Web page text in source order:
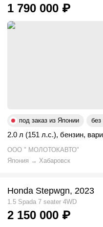
1 790 000 ₽
под заказ из Японии
2.0 л (151 л.с.), бензин,
ООО " МОЛОТОКАВТО"
Япония → Хабаровск
Honda Stepwgn, 2023
1.5 Spada 7 seater 4WD
2 150 000 ₽